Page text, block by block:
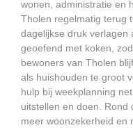
wonen, administratie en
Tholen regelmatig terug
dagelijkse druk verlagen
geoefend met koken,
bewoners van Tholen
als huishouden te groot
hulp bij weekplanning
uitstellen en doen. Rond
meer woonzekerheid en